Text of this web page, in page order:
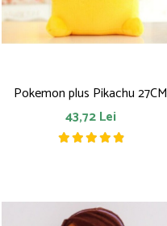
Pokemon plus Pikachu 27CM
43,72 Lei